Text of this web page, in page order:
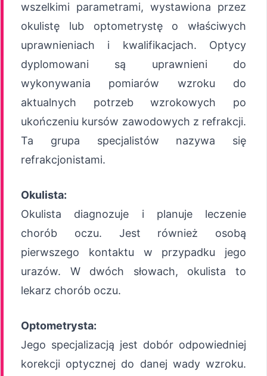
wszelkimi parametrami, wystawiona przez
okulistę lub optometrystę o właściwych
uprawnieniach i kwalifikacjach. Optycy
dyplomowani są uprawnieni do
wykonywania pomiarów wzroku do
aktualnych potrzeb wzrokowych po
ukończeniu kursów zawodowych z refrakcji.
Ta grupa specjalistów nazywa się
refrakcjonistami.
Okulista:
Okulista diagnozuje i planuje leczenie
chorób oczu. Jest również osobą
pierwszego kontaktu w przypadku jego
urazów. W dwóch słowach, okulista to
lekarz chorób oczu.
Optometrysta:
Jego specjalizacją jest dobór odpowiedniej
korekcji optycznej do danej wady wzroku.